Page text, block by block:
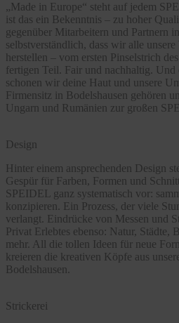
„Made in Europe“ steht auf jedem
ist das ein Bekenntnis – zu hoher
gegenüber Mitarbeitern und Partnern
selbstverständlich, dass wir alle
herstellen – vom ersten Pinselstrich
fertigen Teil. Fair und nachhaltig. Und
schonen wir deine Haut und unsere
Firmensitz in Bodelshausen gehören
Ungarn und Rumänien zur großen
Design
Hinter einem ansprechenden Design
Gespür für Farben, Formen und
SPEIDEL ganz systematisch vor:
konzipieren. Ein Prozess, der viele
verlangt. Eindrücke von Messen und
Privat Erlebtes ebenso: Natur, Städte,
mehr. All die tollen Ideen für neue
kreieren die kreativen Köpfe aus
Bodelshausen.
Strickerei